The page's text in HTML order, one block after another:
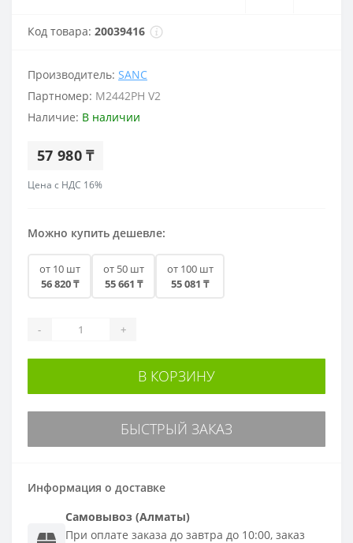
Код товара: 20039416
Производитель: SANC
Партномер: M2442PH V2
Наличие: В наличии
57 980 ₸
Цена с НДС 16%
Можно купить дешевле:
от 10 шт
56 820 ₸
от 50 шт
55 661 ₸
от 100 шт
55 081 ₸
- +
В КОРЗИНУ
БЫСТРЫЙ ЗАКАЗ
Информация о доставке
Самовывоз (Алматы)
При оплате заказа до завтра до 10:00, заказ